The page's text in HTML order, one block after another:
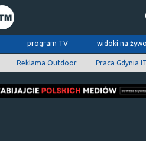
program TV widoki na
Reklama Outdoor Praca Gdynia